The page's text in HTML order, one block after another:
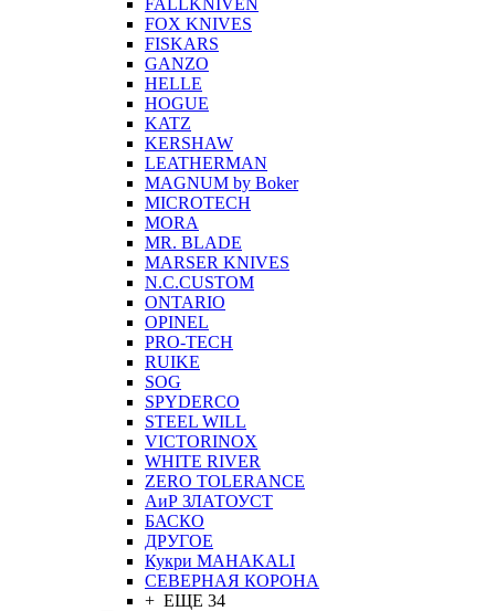
FALLKNIVEN
FOX KNIVES
FISKARS
GANZO
HELLE
HOGUE
KATZ
KERSHAW
LEATHERMAN
MAGNUM by Boker
MICROTECH
MORA
MR. BLADE
MARSER KNIVES
N.C.CUSTOM
ONTARIO
OPINEL
PRO-TECH
RUIKE
SOG
SPYDERCO
STEEL WILL
VICTORINOX
WHITE RIVER
ZERO TOLERANCE
АиР ЗЛАТОУСТ
БАСКО
ДРУГОЕ
Кукри MAHAKALI
СЕВЕРНАЯ КОРОНА
+ ЕЩЕ 34